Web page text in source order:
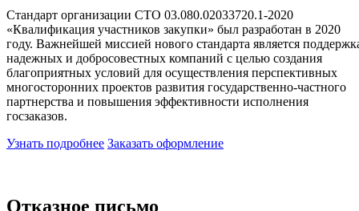
Стандарт организации СТО 03.080.02033720.1-2020
«Квалификация участников закупки» был разработан в 2020
году. Важнейшей миссией нового стандарта является
надежных и добросовестных компаний с целью создания
благоприятных условий для осуществления перспективных
многосторонних проектов развития государственно-частного
партнерства и повышения эффективности исполнения
госзаказов.
Узнать подробнее Заказать оформление
Отказное письмо